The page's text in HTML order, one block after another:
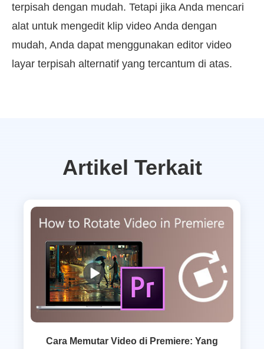
terpisah dengan mudah. Tetapi jika Anda mencari
alat untuk mengedit klip video Anda dengan
mudah, Anda dapat menggunakan editor video
layar terpisah alternatif yang tercantum di atas.
Artikel Terkait
Cara Memutar Video di Premiere: Yang